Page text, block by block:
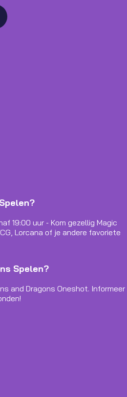
19:00 uur - Kom gezellig Magic
Lorcana of je andere favoriete
Spelen?
and Dragons Oneshot. Informeer